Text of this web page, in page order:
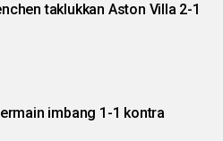
taklukkan Aston Villa 2-1
imbang 1-1 kontra